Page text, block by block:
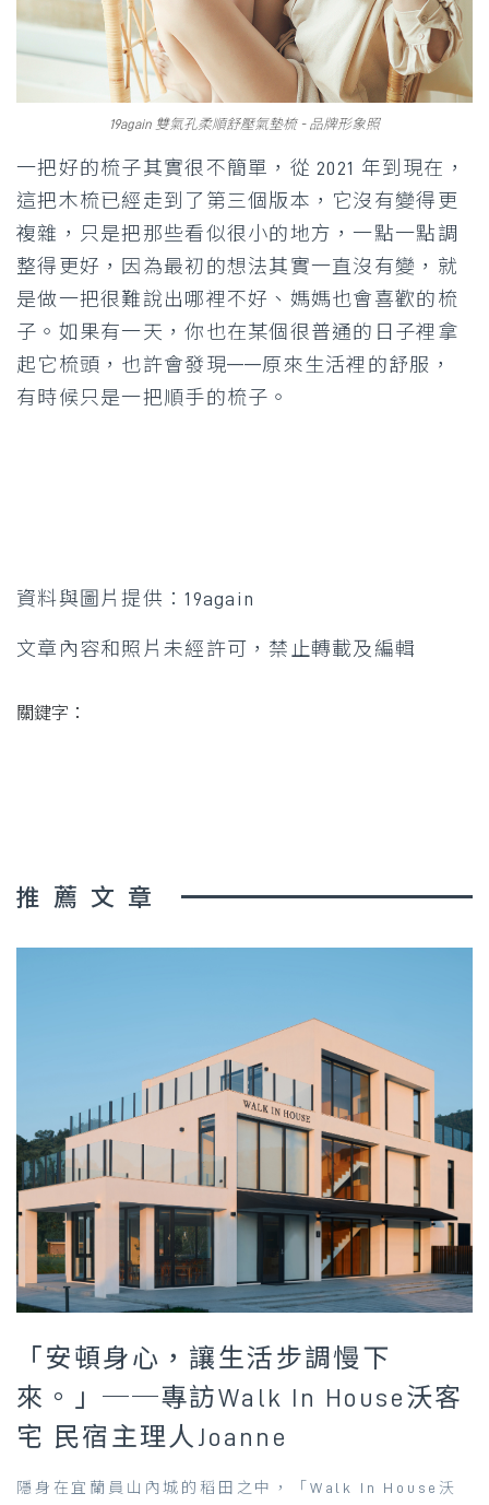
19again 雙氣孔柔順舒壓氣墊梳 - 品牌形象照
一把好的梳子其實很不簡單，從 2021 年到現在，
這把木梳已經走到了第三個版本，它沒有變得更
複雜，只是把那些看似很小的地方，一點一點調
整得更好，因為最初的想法其實一直沒有變，就
是做一把很難說出哪裡不好、媽媽也會喜歡的梳
子。如果有一天，你也在某個很普通的日子裡拿
起它梳頭，也許會發現——原來生活裡的舒服，
有時候只是一把順手的梳子。
資料與圖片提供：19again
文章內容和照片未經許可，禁止轉載及編輯
關鍵字：
推薦文章
「安頓身心，讓生活步調慢下
來。」──專訪Walk In House沃客
宅 民宿主理人Joanne
隱身在宜蘭員山內城的稻田之中，「Walk In House沃